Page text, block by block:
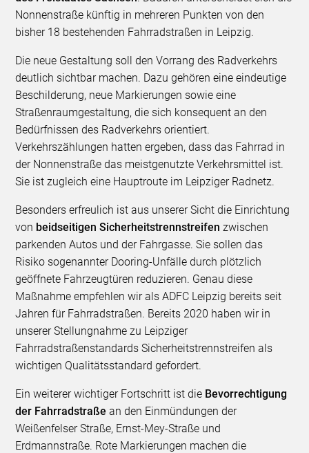
Nonnenstraße künftig in mehreren Punkten von den
bisher 18 bestehenden Fahrradstraßen in Leipzig.
Die neue Gestaltung soll den Vorrang des Radverkehrs
deutlich sichtbar machen. Dazu gehören eine eindeutige
Beschilderung, neue Markierungen sowie eine
Straßenraumgestaltung, die sich konsequent an den
Bedürfnissen des Radverkehrs orientiert.
Verkehrszählungen hatten ergeben, dass das Fahrrad in
der Nonnenstraße das meistgenutzte Verkehrsmittel ist.
Sie ist zugleich eine Hauptroute im Leipziger Radnetz.
Besonders erfreulich ist aus unserer Sicht die Einrichtung
von beidseitigen Sicherheitstrennstreifen zwischen
parkenden Autos und der Fahrgasse. Sie sollen das
Risiko sogenannter Dooring-Unfälle durch plötzlich
geöffnete Fahrzeugtüren reduzieren. Genau diese
Maßnahme empfehlen wir als ADFC Leipzig bereits seit
Jahren für Fahrradstraßen. Bereits 2020 haben wir in
unserer Stellungnahme zu Leipziger
Fahrradstraßenstandards Sicherheitstrennstreifen als
wichtigen Qualitätsstandard gefordert.
Ein weiterer wichtiger Fortschritt ist die Bevorrechtigung
der Fahrradstraße an den Einmündungen der
Weißenfelser Straße, Ernst-Mey-Straße und
Erdmannstraße. Rote Markierungen machen die